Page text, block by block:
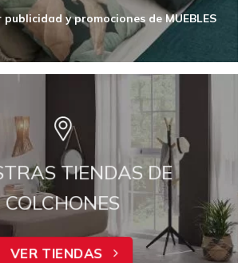
y promociones de MUEBLES
TIENDAS DE
COLCHONES
VER TIENDAS